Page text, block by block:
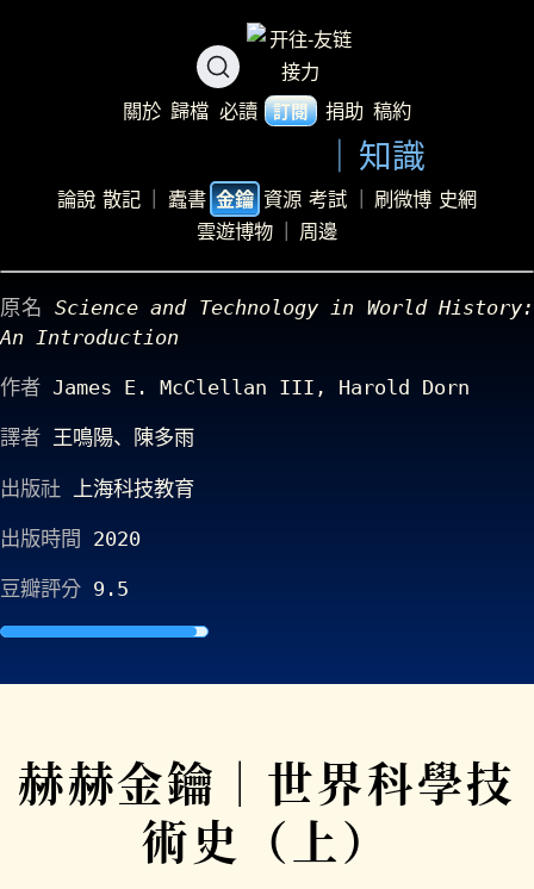
關於 歸檔 必讀 訂閱 捐助 稿約
知識
論說 散記 ｜ 蠹書 金鑰 資源 考試 ｜ 刷微博 史網
雲遊博物 ｜ 周邊
原名 Science and Technology in World History:
An Introduction
作者 James E. McClellan III, Harold Dorn
譯者 王鳴陽、陳多雨
出版社 上海科技教育
出版時間 2020
豆瓣評分 9.5
赫赫金鑰｜世界科學技
術史（上）